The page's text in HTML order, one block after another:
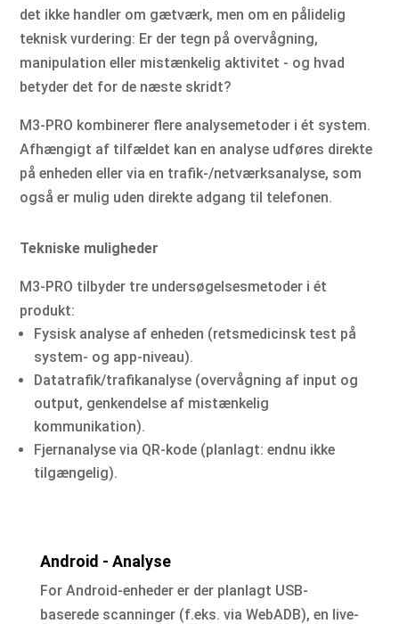
det ikke handler om gætværk, men om en pålidelig
teknisk vurdering: Er der tegn på overvågning,
manipulation eller mistænkelig aktivitet - og hvad
betyder det for de næste skridt?
M3-PRO kombinerer flere analysemetoder i ét system.
Afhængigt af tilfældet kan en analyse udføres direkte
på enheden eller via en trafik-/netværksanalyse, som
også er mulig uden direkte adgang til telefonen.
Tekniske muligheder
M3-PRO tilbyder tre undersøgelsesmetoder i ét
produkt:
Fysisk analyse af enheden (retsmedicinsk test på
system- og app-niveau).
Datatrafik/trafikanalyse (overvågning af input og
output, genkendelse af mistænkelig
kommunikation).
Fjernanalyse via QR-kode (planlagt: endnu ikke
tilgængelig).
Android - Analyse
For Android-enheder er der planlagt USB-
baserede scanninger (f.eks. via WebADB), en live-